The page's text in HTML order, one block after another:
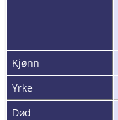
Kjønn
Yrke
Død